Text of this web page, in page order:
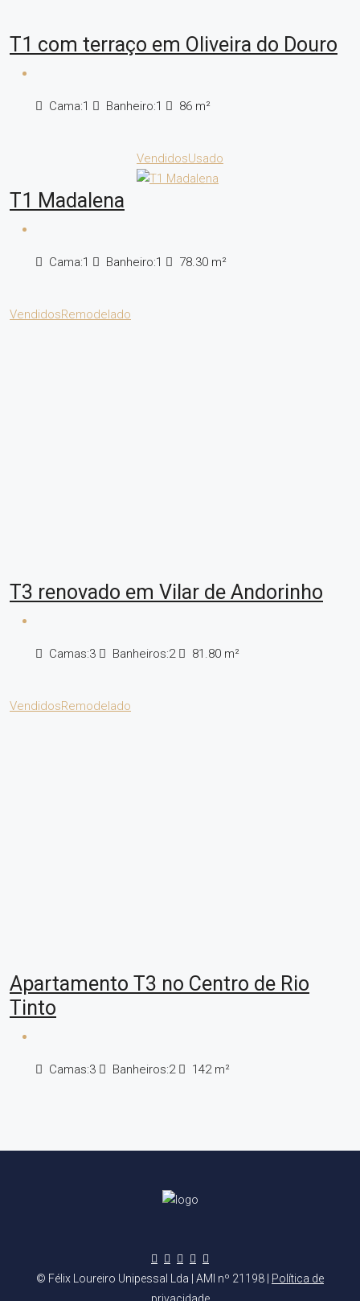
T1 com terraço em Oliveira do Douro
Cama:1 Banheiro:1 86 m²
VendidosUsado
T1 Madalena
Cama:1 Banheiro:1 78.30 m²
VendidosRemodelado
T3 renovado em Vilar de Andorinho
Camas:3 Banheiros:2 81.80 m²
VendidosRemodelado
Apartamento T3 no Centro de Rio
Tinto
Camas:3 Banheiros:2 142 m²
© Félix Loureiro Unipessal Lda | AMI nº 21198 | Política de